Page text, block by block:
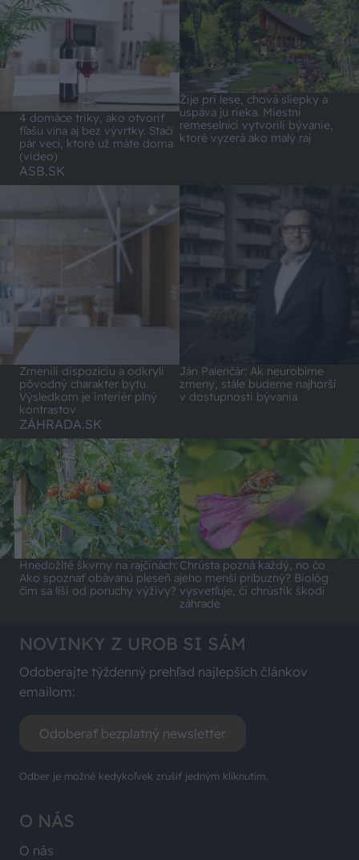
4 domáce triky, ako otvoriť
fľašu vína aj bez vývrtky. Stačí
pár vecí, ktoré už máte doma
(video)
Žije pri lese, chová sliepky a
uspáva ju rieka. Miestni
remeselníci vytvorili bývanie,
ktoré vyzerá ako malý raj
ASB.SK
Zmenili dispozíciu a odkryli
pôvodný charakter bytu.
Výsledkom je interiér plný
kontrastov
Ján Palenčár: Ak neurobíme
zmeny, stále budeme najhorší
v dostupnosti bývania
ZÁHRADA.SK
Hnedožlté škvrny na rajčinách:
Ako spoznať obávanú pleseň a
čím sa líši od poruchy výživy?
Chrústa pozná každý, no čo
jeho menší príbuzný? Biológ
vysvetľuje, či chrústik škodí
záhrade
O NÁS
O nás
NOVINKY Z UROB SI SÁM
Odoberajte týždenný prehľad najlepších článkov
emailom:
Odoberať bezplatný newsletter
Odber je možné kedykoľvek zrušiť jedným kliknutím.